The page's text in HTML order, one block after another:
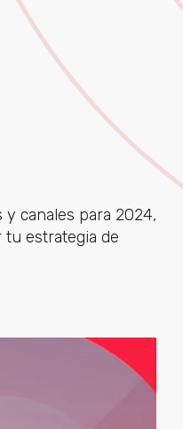
canales para 2024,
tu estrategia de